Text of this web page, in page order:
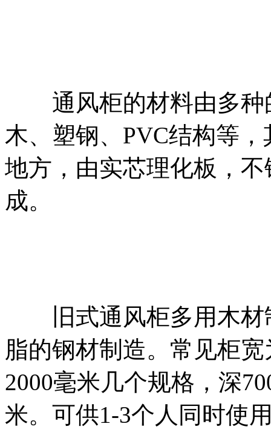
通风柜的材料由多种
木、塑钢、PVC结构等
地方，由实芯理化板，
成。
旧式通风柜多用木材
脂的钢材制造。常见柜宽
2000毫米几个规格，深
米。可供1-3个人同时使